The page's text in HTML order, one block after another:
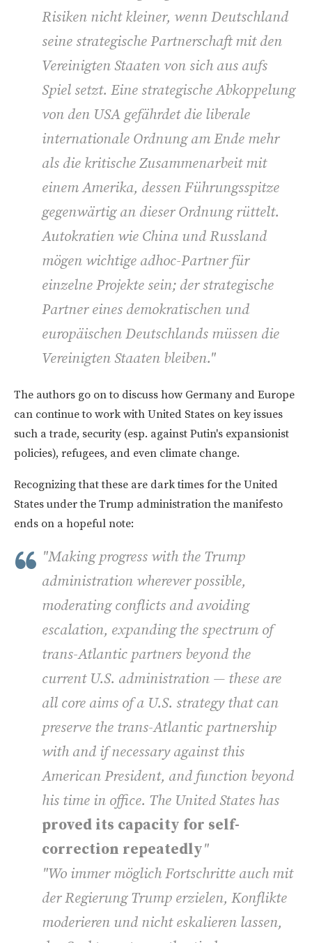
Risiken nicht kleiner, wenn Deutschland
seine strategische Partnerschaft mit den
Vereinigten Staaten von sich aus aufs
Spiel setzt. Eine strategische Abkoppelung
von den USA gefährdet die liberale
internationale Ordnung am Ende mehr
als die kritische Zusammenarbeit mit
einem Amerika, dessen Führungsspitze
gegenwärtig an dieser Ordnung rüttelt.
Autokratien wie China und Russland
mögen wichtige adhoc-Partner für
einzelne Projekte sein; der strategische
Partner eines demokratischen und
europäischen Deutschlands müssen die
Vereinigten Staaten bleiben."
The authors go on to discuss how Germany and Europe
can continue to work with United States on key issues
such a trade, security (esp. against Putin's expansionist
policies), refugees, and even climate change.
Recognizing that these are dark times for the United
States under the Trump administration the manifesto
ends on a hopeful note:
"Making progress with the Trump
administration wherever possible,
moderating conflicts and avoiding
escalation, expanding the spectrum of
trans-Atlantic partners beyond the
current U.S. administration — these are
all core aims of a U.S. strategy that can
preserve the trans-Atlantic partnership
with and if necessary against this
American President, and function beyond
his time in office. The United States has
proved its capacity for self-
correction repeatedly"
"Wo immer möglich Fortschritte auch mit
der Regierung Trump erzielen, Konflikte
moderieren und nicht eskalieren lassen,